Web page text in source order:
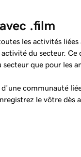
.film
les activités liées
du secteur. Ce
que pour les
communauté
le vôtre dès